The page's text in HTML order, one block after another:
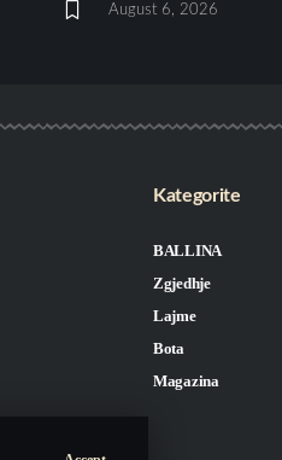
August 6, 2026
Kategorite
BALLINA
Zgjedhje
Lajme
Bota
Magazina